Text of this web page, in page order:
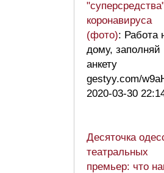
коронавируса
(фото): Работа
дому, заполняй
анкету
gestyy.com/
2020-03-30
Десяточка
театральных
премьер: что